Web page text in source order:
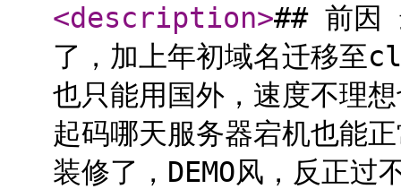
<description>## 前因
了，加上年初域名迁移
也只能用国外，速度不理
起码哪天服务器宕机也能
装修了，DEMO风，反正